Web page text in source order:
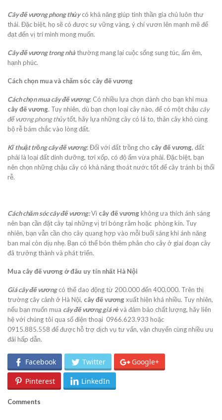
Cây đế vương phong thủycó khả năng giúp tinh thần gia chủ luôn thư
thái. Đặc biệt, họ sẽ có được sự vững vàng, ý chí vươn lên mạnh mẽ để
đạt đến vị trí mình mong muốn.
Cây đế vương trong nhàthường mang lại cuộc sống sung túc, ấm êm,
hạnh phúc.
Cách chọn mua và chăm sóc cây đế vương
Cách chọn mua cây đế vương: Có nhiều lựa chọn dành cho bạn khi mua
cây đế vương. Tuy nhiên, dù bạn chọn loại cây nào, để có một chậu cây
đế vương phong thủytốt, hãy lựa những cây có lá to, thân cây khỏ cùng
bộ rễ bám chắc vào lòng đất.
Kĩ thuật trồng cây đế vương: Đối với đất trồng cho cây đế vương, đất
phải là loại đất dinh dưỡng, tơi xốp, có độ ẩm vừa phải. Đặc biệt, bạn
nên chọn những chậu cây có khả năng thoát nước tốt để cây tránh bị thối
rễ.
Cách chăm sóc cây đế vương:Vì cây đế vương không ưa thích ánh sáng
nên bạn cần đặt cây tại những vị trí bóng râm hoặc phòng kín. Tuy
nhiên, bạn vẫn cần cho cây quang hợp vào mỗi buổi sáng khi ánh năng
ban mai còn dịu nhẹ. Bạn có thể bón thêm phân cho cây ở giai đoạn cây
đã trưởng thành và phát triển.
Mua cây đế vương ở đâu uy tín nhất Hà Nội
Giá cây đế vươngcó thể dao động từ 200.000 đến 400.000. Trên thị
trường cây cảnh ở Hà Nội, cây đế vương xuất hiện khá nhiều. Tuy nhiên,
nếu bạn muốn mua cây đế vương giá rẻvà đảm bảo chất lượng, hãy liên
hệ với chúng tôi qua số điện thoại 0966.623.933 hoặc
0915.885.558 để được hỗ trợ dịch vụ tư vấn, vận chuyển cùng nhiều ưu
đãi hấp dẫn.
Facebook Twitter Google+
Pinterest LinkedIn
Comments